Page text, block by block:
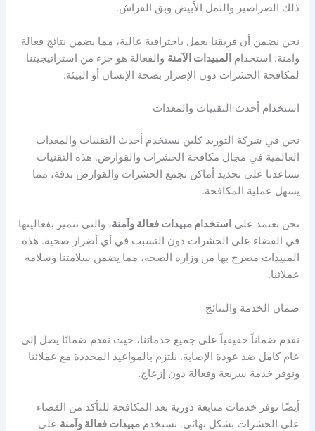
ذلك الصراصير والنمل الأبيض وبق الفراش.
نحن نضمن أن فريقنا يعمل باحترافية عالية، مما يضمن نتائج فعالة
وآمنة. استخدام المبيدات الآمنة والفعالة هو جزء من استراتيجيتنا
لمكافحة الحشرات دون الإضرار بصحة الإنسان أو البيئة.
استخدام أحدث التقنيات والمعدات
نحن في شركة التوريد كلين نستخدم أحدث التقنيات والمعدات
العالمية في مجال مكافحة الحشرات والقوارض. هذه التقنيات
تساعدنا على تحديد أماكن تجمع الحشرات والقوارض بدقة، مما
يسهل عملية المكافحة.
نحن نعتمد على استخدام مبيدات فعالة وآمنة، والتي تتميز بفعاليتها
في القضاء على الحشرات دون التسبب في أي أضرار صحية. هذه
المبيدات مصرح بها من وزارة الصحة، مما يضمن سلامتنا وسلامة
عملائنا.
ضمان الخدمة والنتائج
نقدم ضماناً حقيقياً على جميع خدماتنا، حيث نقدم ضمانًا يصل إلى
عام كامل ضد عودة الإصابة. نلتزم بالمواعيد المحددة مع عملائنا
ونوفر خدمة سريعة وفعالة دون إزعاج.
أيضًا نوفر خدمات متابعة دورية بعد المكافحة للتأكد من القضاء
على الحشرات بشكل نهائي. نستخدممبيدات فعالة وآمنة على